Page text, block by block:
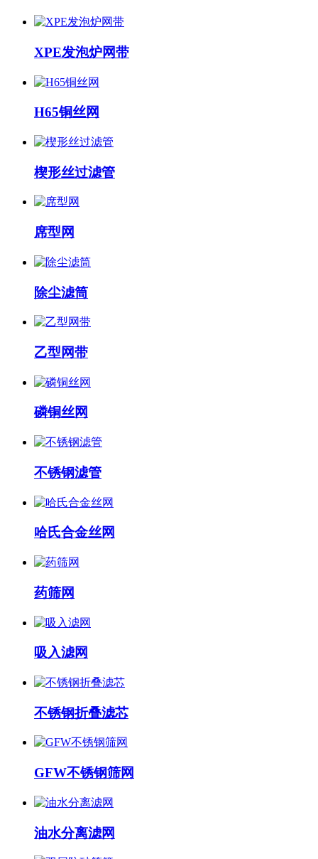
XPE发泡炉网带
H65铜丝网
楔形丝过滤管
席型网
除尘滤筒
乙型网带
磷铜丝网
不锈钢滤管
哈氏合金丝网
药筛网
吸入滤网
不锈钢折叠滤芯
​GFW不锈钢筛网
油水分离滤网